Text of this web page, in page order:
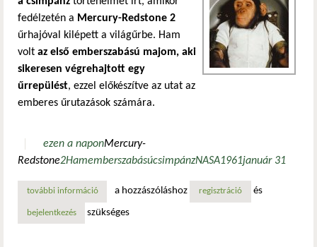
fedélzetén a Mercury-Redstone 2
űrhajóval kilépett a világűrbe. Ham
volt az első emberszabású majom, aki
sikeresen végrehajtott egy
űrrepülést, ezzel előkészítve az utat az
emberes űrutazások számára.
ezen a naponMercury-
Redstone2HamemberszabásúcsimpánzNASA1961január 31
további információaz első űrutazó emberszabású majom tartalommal
a hozzászóláshoz regisztráció és
bejelentkezés szükséges